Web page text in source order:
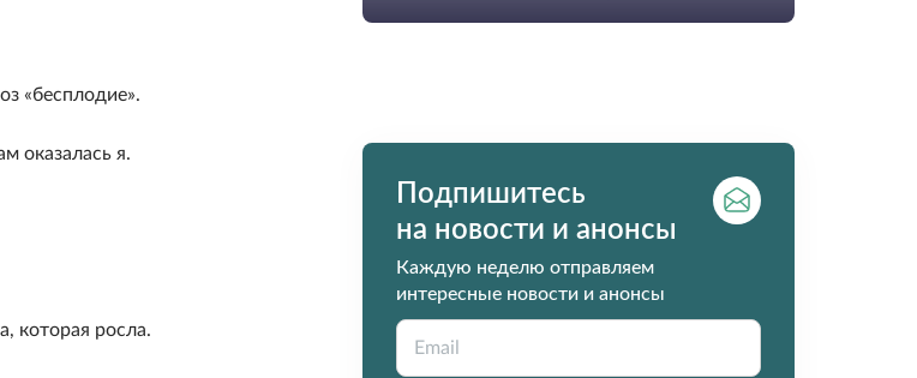
«бесплодие».
оказалась я.
которая росла.
Подпишитесь
на новости и анонсы
Каждую неделю отправляем
интересные новости и анонсы